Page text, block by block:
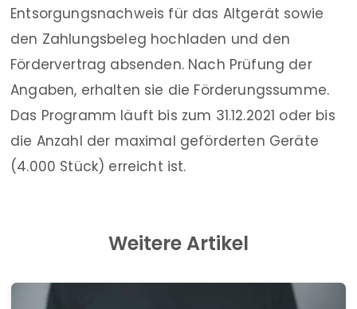
Entsorgungsnachweis für das Altgerät sowie
den Zahlungsbeleg hochladen und den
Fördervertrag absenden. Nach Prüfung der
Angaben, erhalten sie die Förderungssumme.
Das Programm läuft bis zum 31.12.2021 oder bis
die Anzahl der maximal geförderten Geräte
(4.000 Stück) erreicht ist.
Weitere Artikel